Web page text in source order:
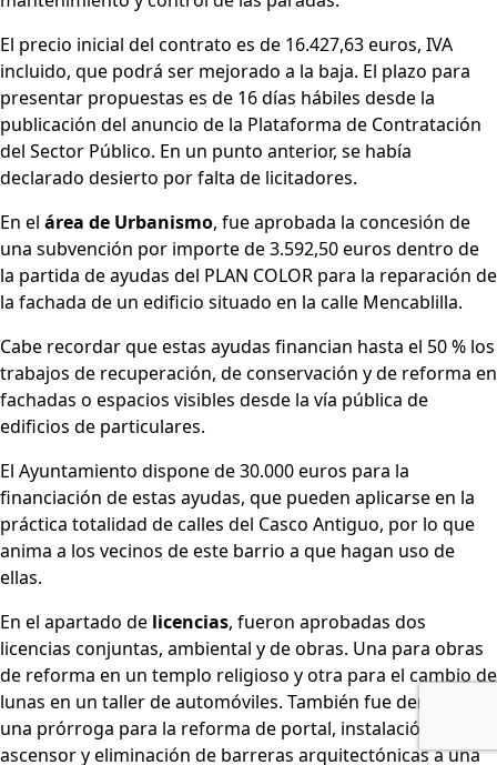
El precio inicial del contrato es de 16.427,63 euros, IVA
incluido, que podrá ser mejorado a la baja. El plazo para
presentar propuestas es de 16 días hábiles desde la
publicación del anuncio de la Plataforma de Contratación
del Sector Público. En un punto anterior, se había
declarado desierto por falta de licitadores.
En el área de Urbanismo, fue aprobada la concesión de
una subvención por importe de 3.592,50 euros dentro de
la partida de ayudas del PLAN COLOR para la reparación de
la fachada de un edificio situado en la calle Mencablilla.
Cabe recordar que estas ayudas financian hasta el 50 % los
trabajos de recuperación, de conservación y de reforma en
fachadas o espacios visibles desde la vía pública de
edificios de particulares.
El Ayuntamiento dispone de 30.000 euros para la
financiación de estas ayudas, que pueden aplicarse en la
práctica totalidad de calles del Casco Antiguo, por lo que
anima a los vecinos de este barrio a que hagan uso de
ellas.
En el apartado de licencias, fueron aprobadas dos
licencias conjuntas, ambiental y de obras. Una para obras
de reforma en un templo religioso y otra para el cambio de
lunas en un taller de automóviles. También fue denegada
una prórroga para la reforma de portal, instalación de
ascensor y eliminación de barreras arquitectónicas a una